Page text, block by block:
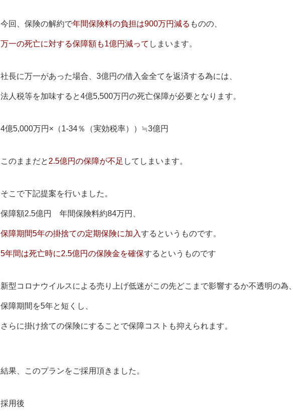
今回、保険の解約で年間保険料の負担は900万円減る ものの、
万一の死亡に対する保障額も1億円減って しまいます。
社長に万一があった場合、3億円の借入金全てを返済する為には、
法人税等を加味すると4億5,500万円の死亡保障が必要となります。
4億5,000万円×（1-34％（実効税率））≒3億円
このままだと 2.5億円の保障が不足 してしまいます。
そこで下記提案を行いました。
保障額2.5億円 年間保険料約84万円、
保障期間5年の掛捨ての定期保険に加入するというものです。
5年間は死亡時に2.5億円の保険金を確保するというものです
新型コロナウイルスによる売り上げ低迷がこの先どこまで影響するか不透明の為、
保障期間を5年と短くし、
さらに掛け捨ての保険にすることで保障コストも抑えられます。
結果、このプランをご採用頂きました。
採用後